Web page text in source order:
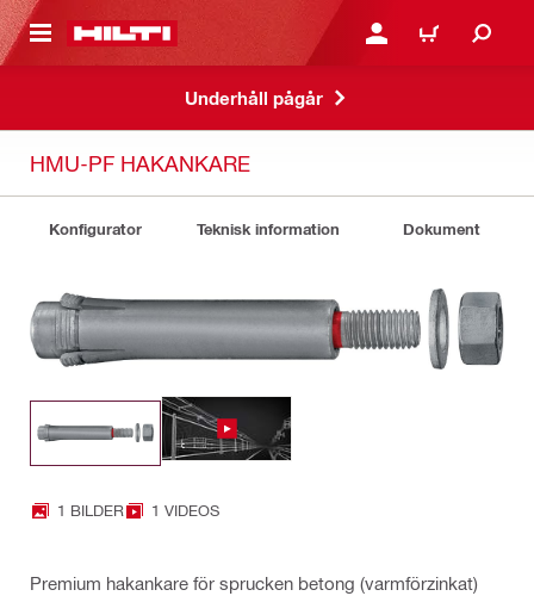
GÅ TILL HUVUDSIDAN LOGGA IN ELLER
VARUKORG
Underhåll pågår
HMU-PF HAKANKARE
Konfigurator Teknisk information Dokument
1 BILDER 1 VIDEOS
Premium hakankare för sprucken betong (varmförzinkat)